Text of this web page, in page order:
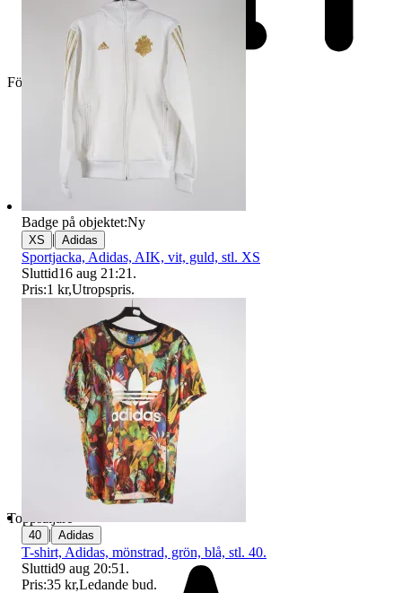
Företag
Toppsäljare
Badge på objektet:Ny
XS | Adidas
Sportjacka, Adidas, AIK, vit, guld, stl. XS
Sluttid16 aug 21:21 .
Pris:1 kr,Utropspris.
40 | Adidas
T-shirt, Adidas, mönstrad, grön, blå, stl. 40.
Sluttid9 aug 20:51 .
Pris:35 kr,Ledande bud.